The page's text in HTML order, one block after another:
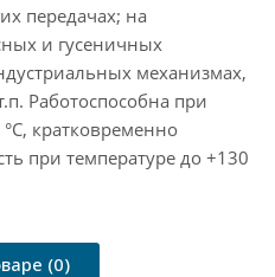
передачах; на
и гусеничных
механизмах,
Работоспособна при
кратковременно
при температуре до +130
(0)